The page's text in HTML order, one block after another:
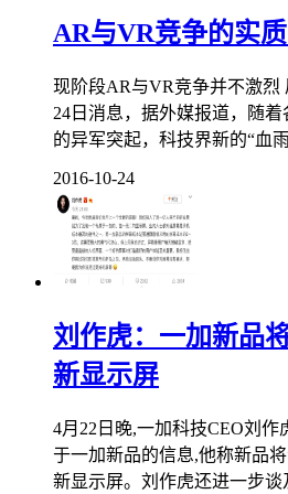
AR与VR竞争的实质
现阶段AR与VR竞争并不激烈
24日消息，据外媒报道，随
的异军突起，科技界新的“血
2016-10-24
刘作虎：一加新品
新显示屏
4月22日晚,一加科技CEO刘
于一加新品的信息,他称新品
新显示屏。刘作虎还进一步谈